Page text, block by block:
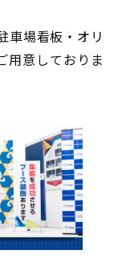
車場看板・オリ
用意しておりま